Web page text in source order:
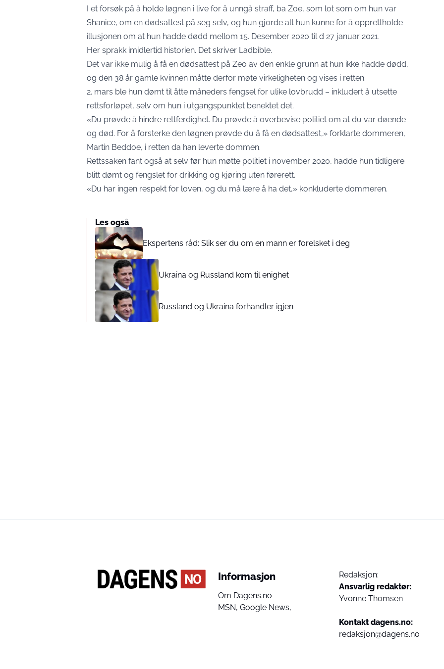
I et forsøk på å holde løgnen i live for å unngå straff, ba Zoe, som lot som om hun var
Shanice, om en dødsattest på seg selv, og hun gjorde alt hun kunne for å opprettholde
illusjonen om at hun hadde dødd mellom 15. Desember 2020 til d 27 januar 2021.
Her sprakk imidlertid historien. Det skriver Ladbible.
Det var ikke mulig å få en dødsattest på Zeo av den enkle grunn at hun ikke hadde dødd,
og den 38 år gamle kvinnen måtte derfor møte virkeligheten og vises i retten.
2. mars ble hun dømt til åtte måneders fengsel for ulike lovbrudd – inkludert å utsette
rettsforløpet, selv om hun i utgangspunktet benektet det.
«Du prøvde å hindre rettferdighet. Du prøvde å overbevise politiet om at du var døende
og død. For å forsterke den løgnen prøvde du å få en dødsattest,» forklarte dommeren,
Martin Beddoe, i retten da han leverte dommen.
Rettssaken fant også at selv før hun møtte politiet i november 2020, hadde hun tidligere
blitt dømt og fengslet for drikking og kjøring uten førerett.
«Du har ingen respekt for loven, og du må lære å ha det,» konkluderte dommeren.
Les også
Ekspertens råd: Slik ser du om en mann er forelsket i deg
Ukraina og Russland kom til enighet
Russland og Ukraina forhandler igjen
Informasjon
Om Dagens.no
MSN, Google News,
Redaksjon:
Ansvarlig redaktør:
Yvonne Thomsen
Kontakt dagens.no:
redaksjon@dagens.no